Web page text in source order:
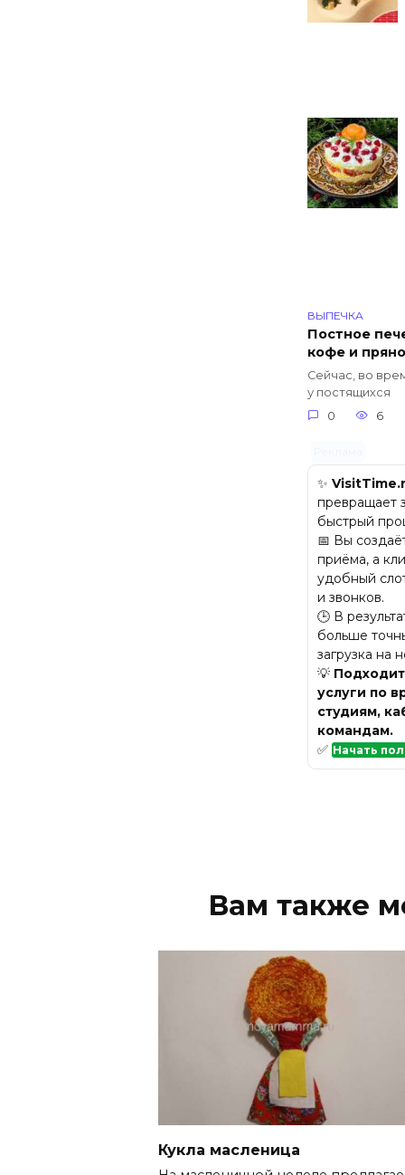
ВЫПЕЧКА
Постное
кофе и
Сейчас, во
у постящихся
0
6
✨
превращает
быстрый
📅 Вы
приёма, а
удобный
и звонков.
🕒 В
больше
загрузка на
💡
услуги по
студиям,
командам.
✅ Начать
Вам также
Кукла масленица